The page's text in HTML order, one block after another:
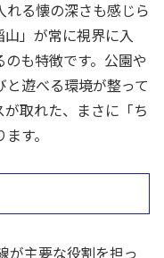
れる懐の深さも感じら
」が常に視界に入
も特徴です。公園や
遊べる環境が整って
取れた、まさに「ち
す。
が主要な役割を担っ